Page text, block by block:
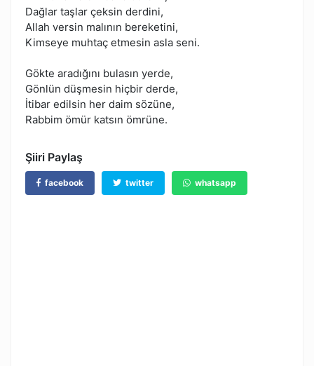
Dağlar taşlar çeksin derdini,
Allah versin malının bereketini,
Kimseye muhtaç etmesin asla seni.
Gökte aradığını bulasın yerde,
Gönlün düşmesin hiçbir derde,
İtibar edilsin her daim sözüne,
Rabbim ömür katsın ömrüne.
Şiiri Paylaş
facebook twitter whatsapp